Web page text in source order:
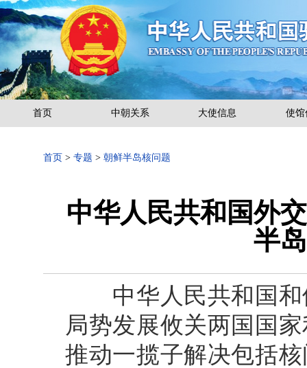
首页 中朝关系 大使信息 使馆
首页 > 专题 > 朝鲜半岛核问题
中华人民共和国外
半
中华人民共和国和
局势发展攸关两国国
推动一揽子解决包括